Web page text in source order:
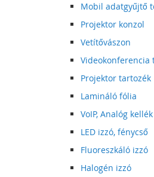
Mobil adatgyűjtő
Projektor konzol
Vetítővászon
Videokonferencia
Projektor tartozék
Lamináló fólia
VoIP, Analóg kellék
LED izzó, fénycső
Fluoreszkáló izzó
Halogén izzó